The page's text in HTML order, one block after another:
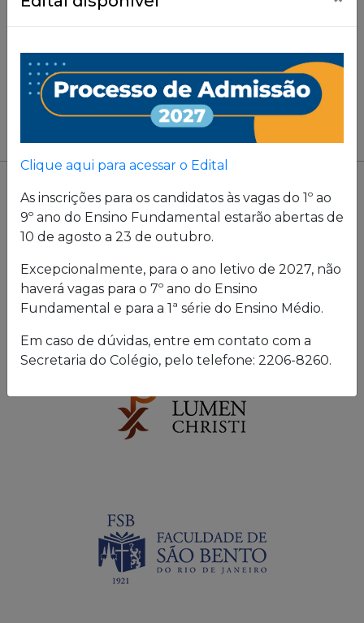
Clique aqui para acessar o Edital
As inscrições para os candidatos às vagas do 1º ao
9º ano do Ensino Fundamental estarão abertas de
10 de agosto a 23 de outubro.
Excepcionalmente, para o ano letivo de 2027, não
haverá vagas para o 7º ano do Ensino
Fundamental e para a 1ª série do Ensino Médio.
Em caso de dúvidas, entre em contato com a
Secretaria do Colégio, pelo telefone: 2206-8260.